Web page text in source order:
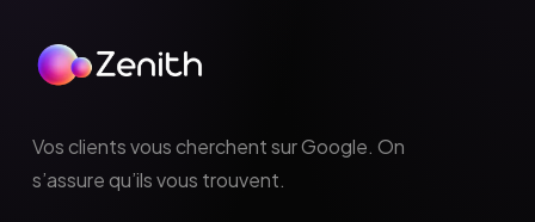
Vos clients vous cherchent sur Google. On
s’assure qu’ils vous trouvent.